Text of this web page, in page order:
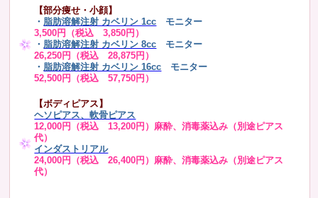
【部分痩せ・小顔】
・ 脂肪溶解注射 カベリン 1cc モニター
3,500円（税込 3,850円）
・ 脂肪溶解注射 カベリン 8cc モニター
26,250円（税込 28,875円）
・ 脂肪溶解注射 カベリン 16cc
モニター
52,500円（税込 57,750円）
【ボディピアス】
ヘソピアス、軟骨ピアス
12,000円（税込 13,200円）麻酔、消毒薬込み（別途ピアス
代）
インダストリアル
24,000円（税込 26,400円）麻酔、消毒薬込み（別途ピアス
代）